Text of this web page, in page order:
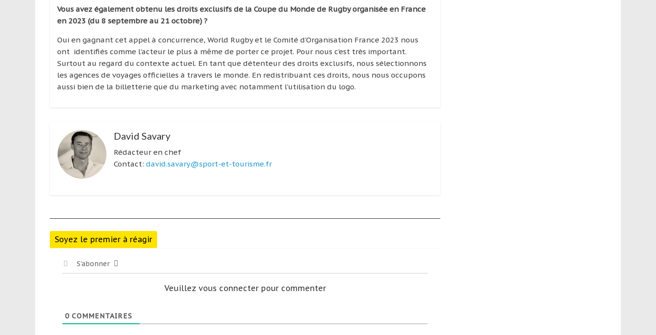
Vous avez également obtenu les droits exclusifs de la Coupe du Monde de Rugby organisée en France
en 2023 (du 8 septembre au 21 octobre) ?
Oui en gagnant cet appel à concurrence, World Rugby et le Comité d’Organisation France 2023 nous
ont identifiés comme l’acteur le plus à même de porter ce projet. Pour nous c’est très important.
Surtout au regard du contexte actuel. En tant que détenteur des droits exclusifs, nous sélectionnons
les agences de voyages officielles à travers le monde. En redistribuant ces droits, nous nous occupons
aussi bien de la billetterie que du marketing avec notamment l’utilisation du logo.
David Savary
Rédacteur en chef
Contact:david.savary@sport-et-tourisme.fr
Soyez le premier à réagir
S’abonner
Veuillez vous connecter pour commenter
0 COMMENTAIRES